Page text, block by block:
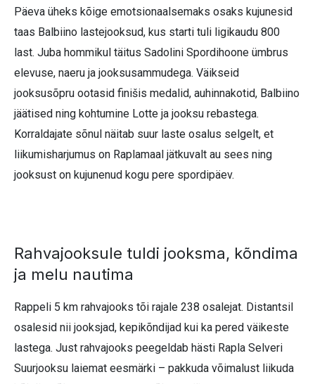
Päeva üheks kõige emotsionaalsemaks osaks kujunesid
taas Balbiino lastejooksud, kus starti tuli ligikaudu 800
last. Juba hommikul täitus Sadolini Spordihoone ümbrus
elevuse, naeru ja jooksusammudega. Väikseid
jooksusõpru ootasid finišis medalid, auhinnakotid, Balbiino
jäätised ning kohtumine Lotte ja jooksu rebastega.
Korraldajate sõnul näitab suur laste osalus selgelt, et
liikumisharjumus on Raplamaal jätkuvalt au sees ning
jooksust on kujunenud kogu pere spordipäev.
Rahvajooksule tuldi jooksma, kõndima
ja melu nautima
Rappeli 5 km rahvajooks tõi rajale 238 osalejat. Distantsil
osalesid nii jooksjad, kepikõndijad kui ka pered väikeste
lastega. Just rahvajooks peegeldab hästi Rapla Selveri
Suurjooksu laiemat eesmärki – pakkuda võimalust liikuda